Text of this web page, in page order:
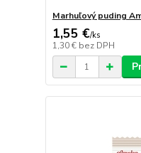
Marhuľový puding
1,55 €/ks
1,30 € bez DPH